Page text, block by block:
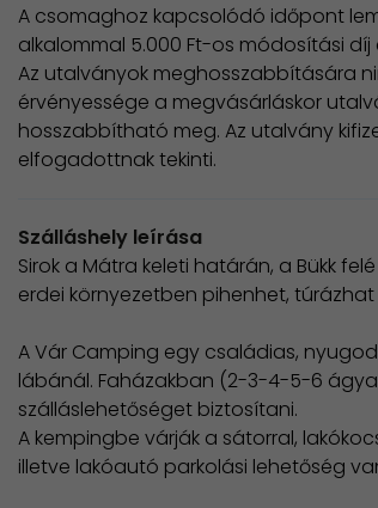
A csomaghoz kapcsolódó időpont
alkalommal 5.000 Ft-os módosítási
Az utalványok meghosszabbítására
érvényessége a megvásárláskor
hosszabbítható meg. Az utalvány
elfogadottnak tekinti.
Szálláshely leírása
Sirok a Mátra keleti határán, a Bükk
erdei környezetben pihenhet,
A Vár Camping egy családias,
lábánál. Faházakban (2-3-4-5-6
szálláslehetőséget biztosítani.
A kempingbe várják a sátorral,
illetve lakóautó parkolási lehetőség